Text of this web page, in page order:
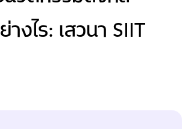
งไร: เสวนา SIIT